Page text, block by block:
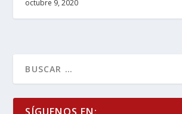
octubre 9, 2020